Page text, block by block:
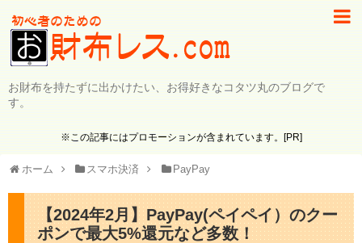
お財布を持たずに出かけたい、お得好きなコタツ丸のブログで
す。
※この記事にはプロモーションが含まれています。[PR]
ホーム スマホ決済 PayPay
【2024年2月】PayPay(ペイペイ）のクー
ポンで最大5%還元など多数！